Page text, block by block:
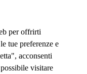
per offrirti
tue preferenze e
acconsenti
visitare